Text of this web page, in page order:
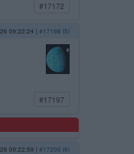
#17172
09:22:24 | #17198 (5)
#17197
09:22:59 | #17200 (6)